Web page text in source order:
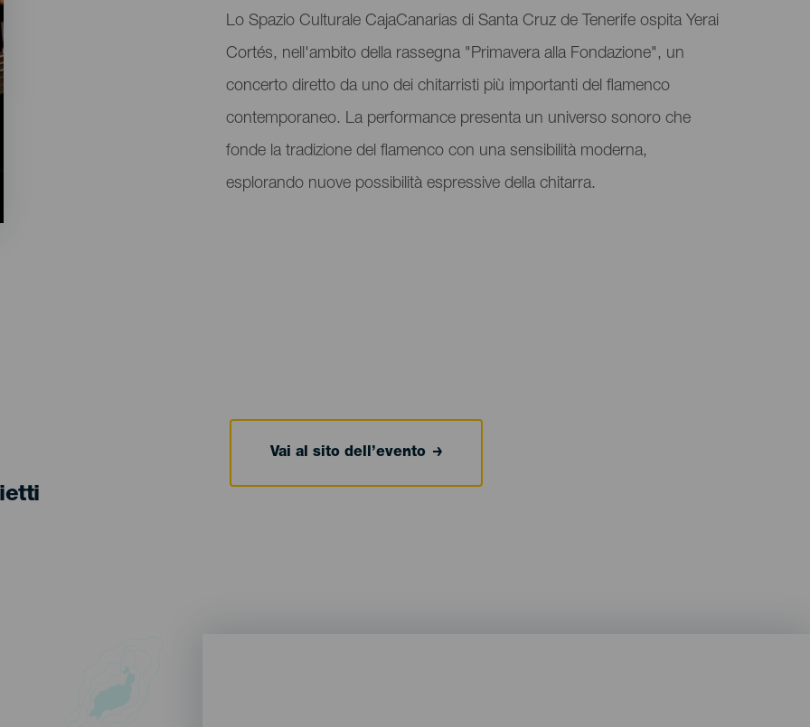
Descripción
del
evento
Lo Spazio Culturale CajaCanarias di Santa Cruz de Tenerife ospita Yerai
Cortés, nell'ambito della rassegna "Primavera alla Fondazione", un
concerto diretto da uno dei chitarristi più importanti del flamenco
contemporaneo. La performance presenta un universo sonoro che
fonde la tradizione del flamenco con una sensibilità moderna,
esplorando nuove possibilità espressive della chitarra.
Vai al sito dell’evento